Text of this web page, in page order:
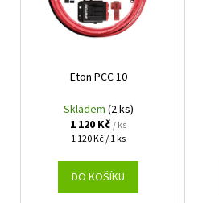
Eton PCC 10
Skladem (2 ks)
1 120 Kč/ ks
Měrná
1 120 Kč / 1 ks
DO KOŠÍKU